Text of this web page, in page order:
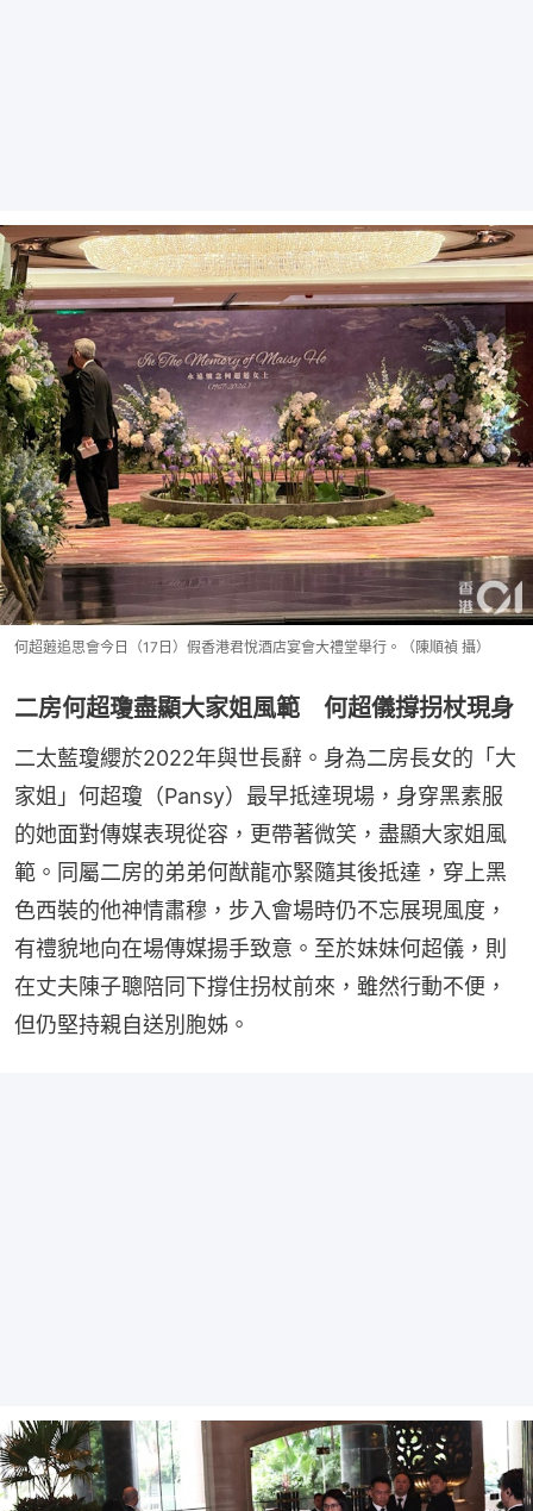
何超蕸追思會今日（17日）假香港君悅酒店宴會大禮堂舉行。（陳順禎 攝）
二房何超瓊盡顯大家姐風範 何超儀撐拐杖現身
二太藍瓊纓於2022年與世長辭。身為二房長女的「大
家姐」何超瓊（Pansy）最早抵達現場，身穿黑素服
的她面對傳媒表現從容，更帶著微笑，盡顯大家姐風
範。同屬二房的弟弟何猷龍亦緊隨其後抵達，穿上黑
色西裝的他神情肅穆，步入會場時仍不忘展現風度，
有禮貌地向在場傳媒揚手致意。至於妹妹何超儀，則
在丈夫陳子聰陪同下撐住拐杖前來，雖然行動不便，
但仍堅持親自送別胞姊。